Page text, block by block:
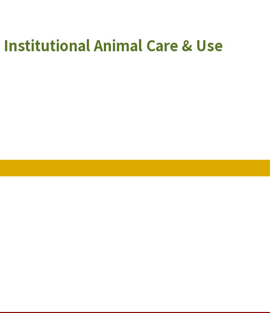
Institutional Animal Care & Use